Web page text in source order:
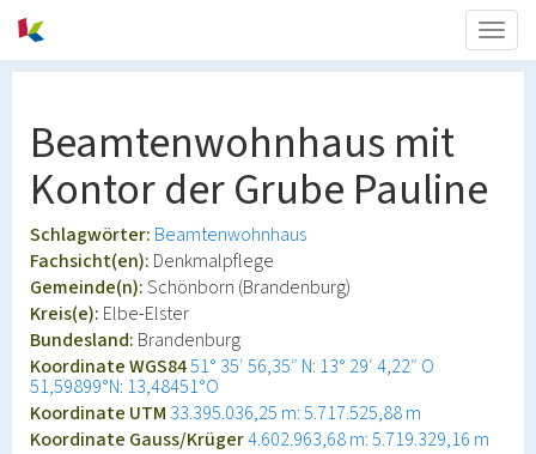
Beamtenwohnhaus mit
Kontor der Grube Pauline
Schlagwörter: Beamtenwohnhaus
Fachsicht(en): Denkmalpflege
Gemeinde(n):Schönborn (Brandenburg)
Kreis(e): Elbe-Elster
Bundesland: Brandenburg
Koordinate WGS8451° 35′ 56,35″ N: 13° 29′ 4,22″ O
51,59899°N: 13,48451°O
Koordinate UTM 33.395.036,25 m: 5.717.525,88 m
Koordinate Gauss/Krüger4.602.963,68 m: 5.719.329,16 m